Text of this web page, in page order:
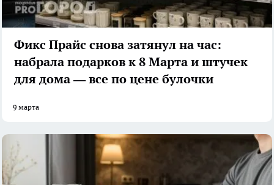
Фикс Прайс снова затянул на час:
набрала подарков к 8 Марта и штучек
для дома — все по цене булочки
9 марта